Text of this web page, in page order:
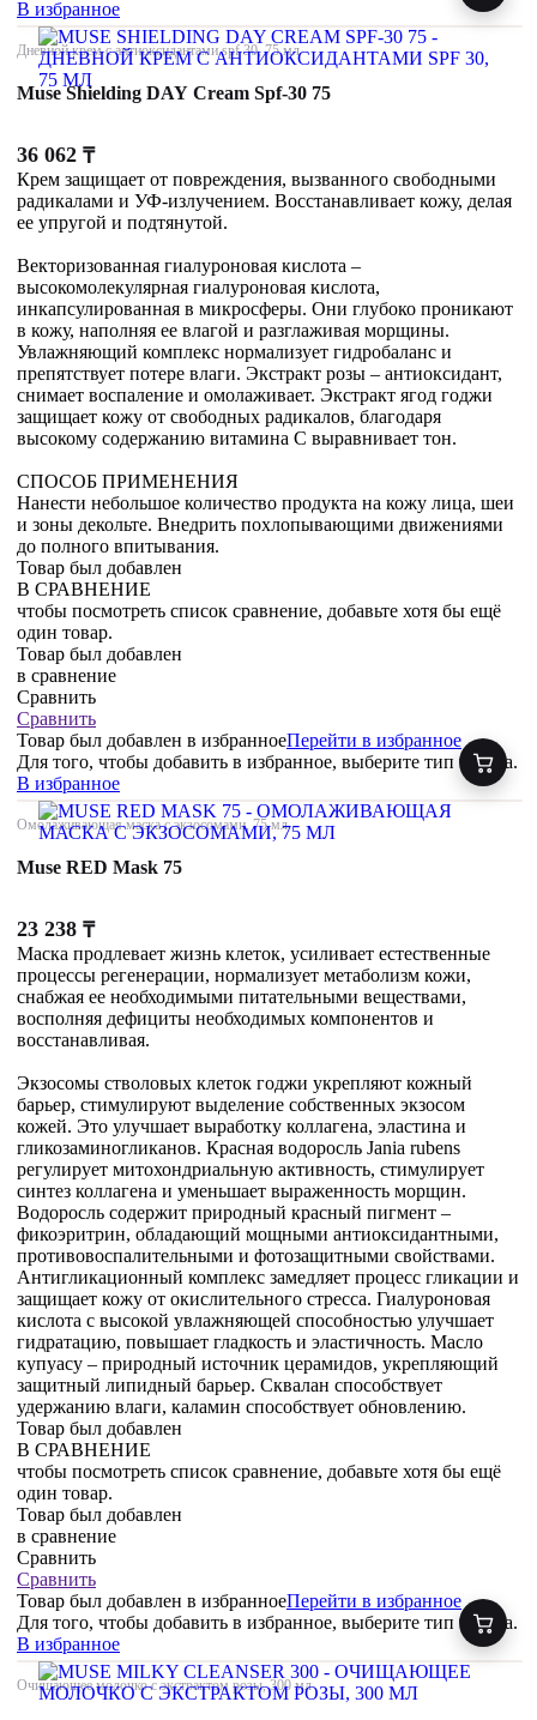
В избранное
Дневной крем с антиоксидантами spf 30, 75 мл
Muse Shielding DAY Cream Spf-30 75
36 062 ₸
Крем защищает от повреждения, вызванного свободными
радикалами и УФ-излучением. Восстанавливает кожу, делая
ее упругой и подтянутой.
Векторизованная гиалуроновая кислота –
высокомолекулярная гиалуроновая кислота,
инкапсулированная в микросферы. Они глубоко проникают
в кожу, наполняя ее влагой и разглаживая морщины.
Увлажняющий комплекс нормализует гидробаланс и
препятствует потере влаги. Экстракт розы – антиоксидант,
снимает воспаление и омолаживает. Экстракт ягод годжи
защищает кожу от свободных радикалов, благодаря
высокому содержанию витамина С выравнивает тон.
СПОСОБ ПРИМЕНЕНИЯ
Нанести небольшое количество продукта на кожу лица, шеи
и зоны декольте. Внедрить похлопывающими движениями
до полного впитывания.
Товар был добавлен
В СРАВНЕНИЕ
чтобы посмотреть список сравнение, добавьте хотя бы ещё
один товар.
Товар был добавлен
в сравнение
Сравнить
Сравнить
Товар был добавлен в избранноеПерейти в избранное
Для того, чтобы добавить в избранное, выберите тип товара.
В избранное
Омолаживающая маска с экзосомами, 75 мл
Muse RED Mask 75
23 238 ₸
Маска продлевает жизнь клеток, усиливает естественные
процессы регенерации, нормализует метаболизм кожи,
снабжая ее необходимыми питательными веществами,
восполняя дефициты необходимых компонентов и
восстанавливая.
Экзосомы стволовых клеток годжи укрепляют кожный
барьер, стимулируют выделение собственных экзосом
кожей. Это улучшает выработку коллагена, эластина и
гликозаминогликанов. Красная водоросль Jania rubens
регулирует митохондриальную активность, стимулирует
синтез коллагена и уменьшает выраженность морщин.
Водоросль содержит природный красный пигмент –
фикоэритрин, обладающий мощными антиоксидантными,
противовоспалительными и фотозащитными свойствами.
Антигликационный комплекс замедляет процесс гликации и
защищает кожу от окислительного стресса. Гиалуроновая
кислота с высокой увлажняющей способностью улучшает
гидратацию, повышает гладкость и эластичность. Масло
купуасу – природный источник церамидов, укрепляющий
защитный липидный барьер. Сквалан способствует
удержанию влаги, каламин способствует обновлению.
Товар был добавлен
В СРАВНЕНИЕ
чтобы посмотреть список сравнение, добавьте хотя бы ещё
один товар.
Товар был добавлен
в сравнение
Сравнить
Сравнить
Товар был добавлен в избранноеПерейти в избранное
Для того, чтобы добавить в избранное, выберите тип товара.
В избранное
Очищающее молочко с экстрактом розы, 300 мл